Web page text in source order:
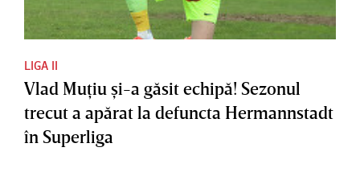
LIGA II
Vlad Muţiu şi-a găsit echipă! Sezonul
trecut a apărat la defuncta Hermannstadt
în Superliga